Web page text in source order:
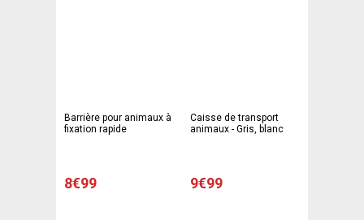
Barrière pour animaux à
fixation rapide
8€99
Caisse de transport
animaux - Gris, blanc
9€99